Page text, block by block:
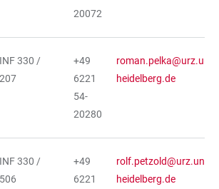
20072
INF 330 /
207
+49
6221
54-
20280
roman.pelka@urz.uni-
heidelberg.de
INF 330 /
506
+49
6221
rolf.petzold@urz.uni-
heidelberg.de